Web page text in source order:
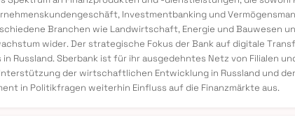
Investmentbanking und
Branchen wie Landwirtschaft, Energie und Bauwesen
wider. Der strategische Fokus der Bank auf digitale
Russland. Sberbank ist für ihr ausgedehntes Netz von Filialen
der wirtschaftlichen Entwicklung in Russland und
in Politikfragen weiterhin Einfluss auf die Finanzmärkte aus.